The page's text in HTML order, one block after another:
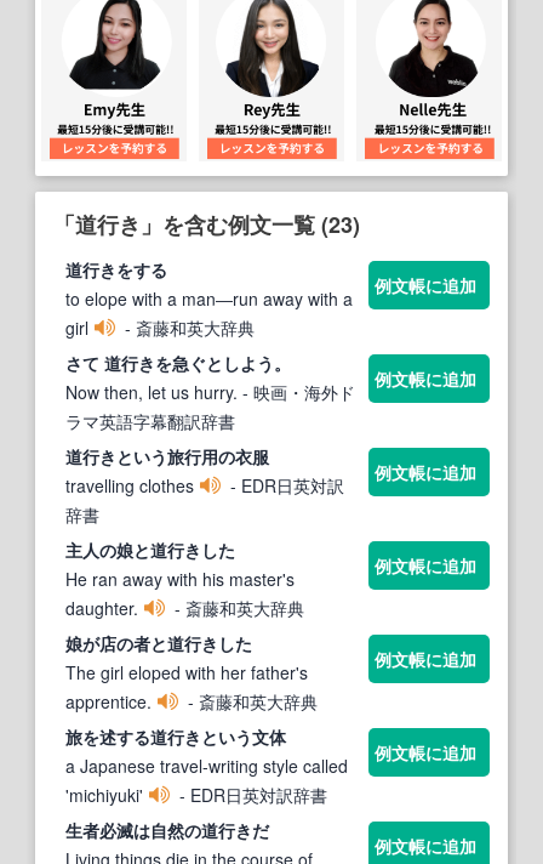
「道行き」を含む例文一覧 (23)
道行きをする
to elope with a man―run away with a
girl
- 斎藤和英大辞典
例文帳に追加
さて 道行きを急ぐとしよう。
Now then, let us hurry. - 映画・海外ド
ラマ英語字幕翻訳辞書
例文帳に追加
道行き という旅行用の衣服
travelling clothes
- EDR日英対訳
辞書
例文帳に追加
主人の娘と道行き した
He ran away with his master's
daughter.
- 斎藤和英大辞典
例文帳に追加
娘が店の者と道行き した
The girl eloped with her father's
apprentice.
- 斎藤和英大辞典
例文帳に追加
旅を述する道行き という文体
a Japanese travel-writing style called
'michiyuki'
- EDR日英対訳辞書
例文帳に追加
生者必滅は自然の道行きだ
Living things die in the course of
例文帳に追加